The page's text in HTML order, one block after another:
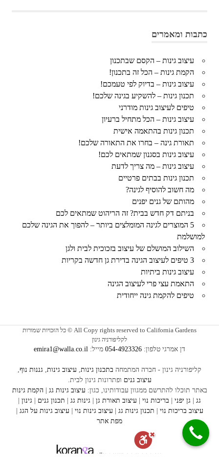
כתבות ומאמרים
עיצוב גינות – הקסם שבתכנון
הקמת גינות – הכל זה בתכנון!
עיצוב גינות – בדיוק לפי טעמכם!
תכנון גינות – להשקיע בגינה שלכם!
טיפים לעיצוב גינות מודרני
עיצוב גינות – הכל מתחיל ברעיון
תכנון גינות בהתאמה אישית
תאורת גינה – בחרו את התאורה שלכם!
עיצוב גינות בסגנון שמתאים לכם!
עיצוב גינות – מה צריך לדעת
תכנון גינות בבתים פרטיים
מה חשוב להוסיף לגינה?
מהותם של גנים יפנים
בניתם דק חדש בבית? זה הריהוט שמתאים לכם
5 המוצרים לגינה המומלצים ביותר – להפוך את הגינה שלכם
למושלמת
השילוב המושלם של עיצוב בזכוכית לבית ולגן
3 טיפים לעיצוב הגינה בדירת גן חדשה בקריות
עיצוב גינות ביתיות
התאמת עצי פרי לעיצוב הגינה
טיפים להקמת גינה ייחודית
All Copy rights reserved to California Gardens © כל הזכויות שמורות
לקליפורניה גינון
דן אמרגי טלפון: 054-4923326 מייל: emira1@walla.co.il
קליפורניה גינון - חברה המתמחה בתכנון גינות עיצוב גינות גננות נוף
עיצוב גנים ופתרונות גינון לבית.
באתר תוכלו להתרשם ממגוון עבודותינו, כגון: עיצוב גינות גג | הקמת גינות
גג | גן יפני | בריכות נוי | עיצוב תאורת גן | גינות גג | תכנון גנים | גינון |
עיצוב בריכות נוי | תכנון גינות גג | עיצוב גינות נוי | עיצוב גינות על הגג |
מפת אתר
האתר נבנה ומשווק ע"י